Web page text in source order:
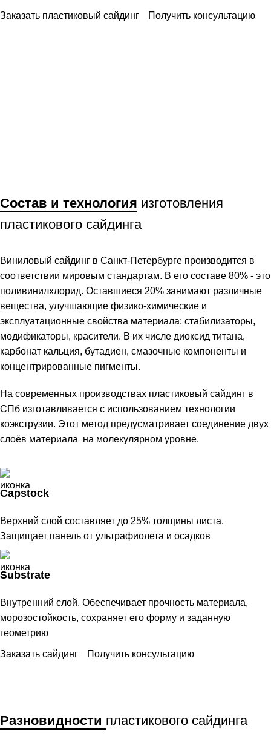
Заказать пластиковый сайдинг Получить консультацию
Состав и технология изготовления
пластикового сайдинга
Виниловый сайдинг в Санкт-Петербурге производится в
соответствии мировым стандартам. В его составе 80% - это
поливинилхлорид. Оставшиеся 20% занимают различные
вещества, улучшающие физико-химические и
эксплуатационные свойства материала: стабилизаторы,
модификаторы, красители. В их числе диоксид титана,
карбонат кальция, бутадиен, смазочные компоненты и
концентрированные пигменты.
На современных производствах пластиковый сайдинг в
СПб изготавливается с использованием технологии
коэкструзии. Этот метод предусматривает соединение двух
слоёв материала на молекулярном уровне.
Capstock
Верхний слой составляет до 25% толщины листа.
Защищает панель от ультрафиолета и осадков
Substrate
Внутренний слой. Обеспечивает прочность материала,
морозостойкость, сохраняет его форму и заданную
геометрию
Заказать сайдинг Получить консультацию
Разновидности пластикового сайдинга